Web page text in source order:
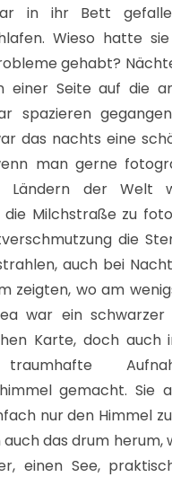
in ihr Bett
Wieso hatte
gehabt?
einer Seite auf die
spazieren
das nachts eine
man gerne
Ländern der Welt
die Milchstraße zu
die
auch bei
zeigten, wo am
war ein
Karte, doch auch
gemacht. Sie
nur den Himmel
das drum herum,
einen See,